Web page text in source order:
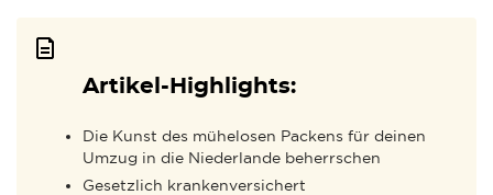
Artikel-Highlights:
Die Kunst des mühelosen Packens für deinen
Umzug in die Niederlande beherrschen
Gesetzlich krankenversichert